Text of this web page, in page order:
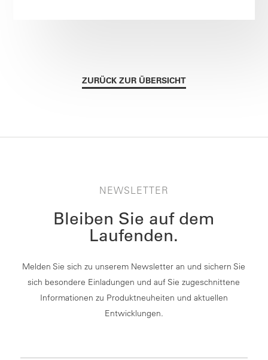
ZURÜCK ZUR ÜBERSICHT
NEWSLETTER
Bleiben Sie auf dem
Laufenden.
Melden Sie sich zu unserem Newsletter an und sichern Sie
sich besondere Einladungen und auf Sie zugeschnittene
Informationen zu Produktneuheiten und aktuellen
Entwicklungen.